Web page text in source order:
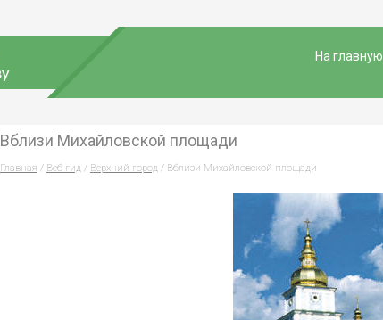
На главную
Вблизи Михайловской площади
Главная / Веб-гид / Верхний город / Вблизи Михайловской площади